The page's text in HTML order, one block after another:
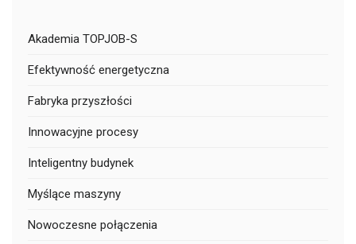
Akademia TOPJOB-S
Efektywność energetyczna
Fabryka przyszłości
Innowacyjne procesy
Inteligentny budynek
Myślące maszyny
Nowoczesne połączenia